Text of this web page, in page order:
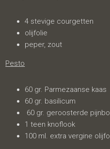
4 stevige courgetten
olijfolie
peper, zout
Pesto
60 gr. Parmezaanse kaas
60 gr. basilicum
60 gr. geroosterde
1 teen knoflook
100 ml. extra vergine